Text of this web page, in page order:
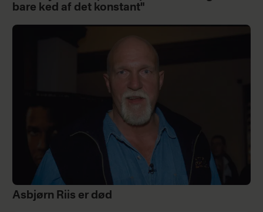
bare ked af det konstant"
Asbjørn Riis er død